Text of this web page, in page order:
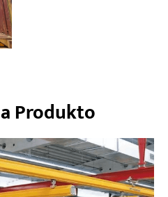
Produkto